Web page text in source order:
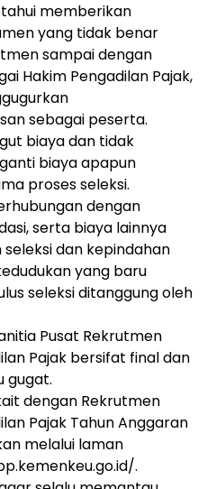
memberikan
yang tidak benar
sampaidengan
Hakim Pengadilan Pajak,
sebagai peserta.
biayadan tidak
biayaapapun
proses seleksi.
dengan
serta biaya lainnya
seleksidan kepindahan
yang baru
seleksi ditanggung oleh
Pusat Rekrutmen
Pajak bersifat finaldan
gugat.
dengan Rekrutmen
Pajak TahunAnggaran
melalui laman
.